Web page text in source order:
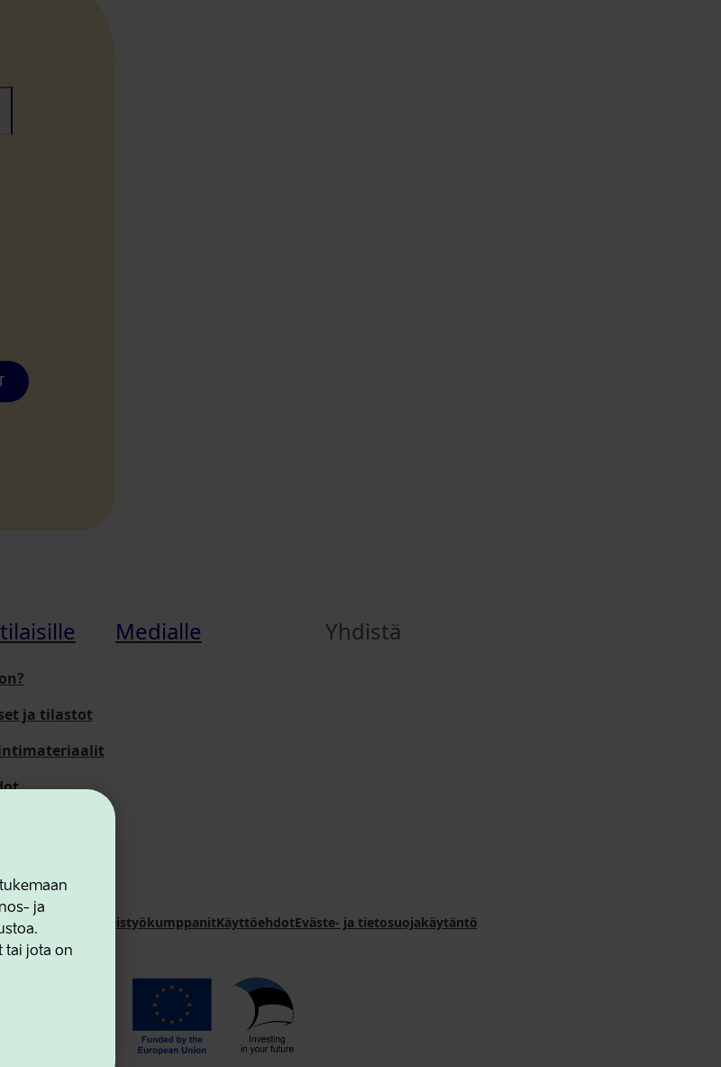
ja
tai jota on
ja tilastot
Medialle Yhdistä
Yhteystiedot YhteistyökumppanitKäyttöehdotEväste- ja tietosuojakäytäntö